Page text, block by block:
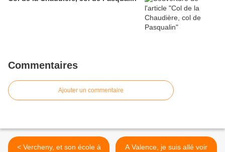
Commentaires
Ajouter un commentaire
< Vercheny, et son école à
A Valence, je suis allé voir